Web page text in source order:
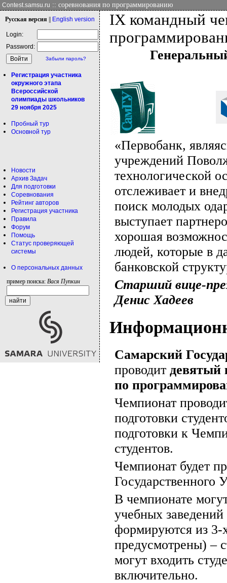
Contest.samsu.ru :: соревнования по программированию
Русская версия Eng lish version
Login:
Password:
Забыли пароль?
Регистрация участника
окружного этапа
Всероссийской
олимпиады школьников
29 ноября 2025
Пробный тур
Основной тур
Новости
Архив Задач
Для подготовки
Соревнования
Рейтинг авторов
Регистрация участника
Правила
Форум
Помощь
Статус проверяющей
системы
О персональных данных
пример поиска: Вася Пупкин
IX командный
«Первобанк,
учреждений
технологической
отслеживает и
поиск молодых
выступает
хорошая
людей, которые в
банковской
Старший вице-
Денис Хадеев
Самарский
проводит девятый
по
Чемпионат
подготовки
подготовки к
студентов.
Чемпионат будет
Государственного
В чемпионате
учебных
формируются из 3-
предусмотрены) –
могут входить
включительно.